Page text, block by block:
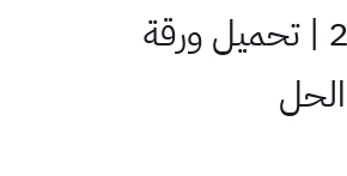
العلمي 2026 | تحميل ورقة